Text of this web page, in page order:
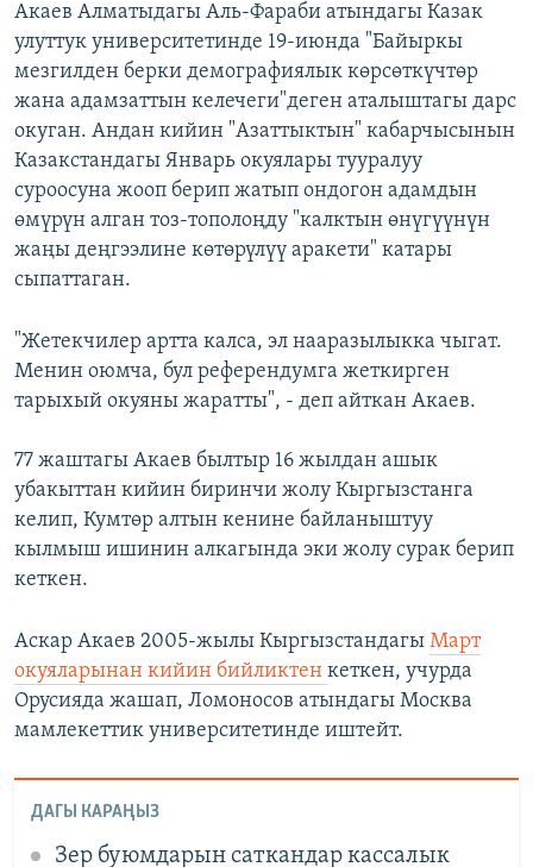
Акаев Алматыдагы Аль-Фараби атындагы Казак
улуттук университетинде 19-июнда "Байыркы
мезгилден берки демографиялык көрсөткүчтөр
жана адамзаттын келечеги"деген аталыштагы дарс
окуган. Андан кийин "Азаттыктын" кабарчысынын
Казакстандагы Январь окуялары тууралуу
суроосуна жооп берип жатып ондогон адамдын
өмүрүн алган тоз-тополоңду "калктын өнүгүүнүн
жаңы деңгээлине көтөрүлүү аракети" катары
сыпаттаган.
"Жетекчилер артта калса, эл нааразылыкка чыгат.
Менин оюмча, бул референдумга жеткирген
тарыхый окуяны жаратты", - деп айткан Акаев.
77 жаштагы Акаев былтыр 16 жылдан ашык
убакыттан кийин биринчи жолу Кыргызстанга
келип, Кумтөр алтын кенине байланыштуу
кылмыш ишинин алкагында эки жолу сурак берип
кеткен.
Аскар Акаев 2005-жылы Кыргызстандагы Март
окуяларынан кийин бийликтен кеткен, учурда
Орусияда жашап, Ломоносов атындагы Москва
мамлекеттик университетинде иштейт.
ДАГЫ КАРАҢЫЗ
Зер буюмдарын саткандар кассалык